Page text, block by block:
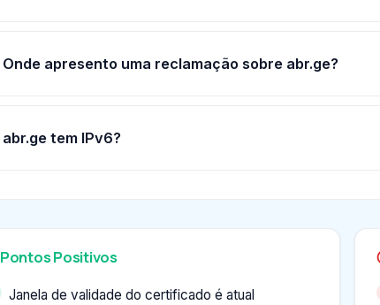
Onde apresento uma reclamação sobre abr.ge?
abr.ge tem IPv6?
Pontos Positivos
Janela de validade do certificado é atual